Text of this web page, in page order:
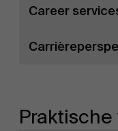
Career
Praktische